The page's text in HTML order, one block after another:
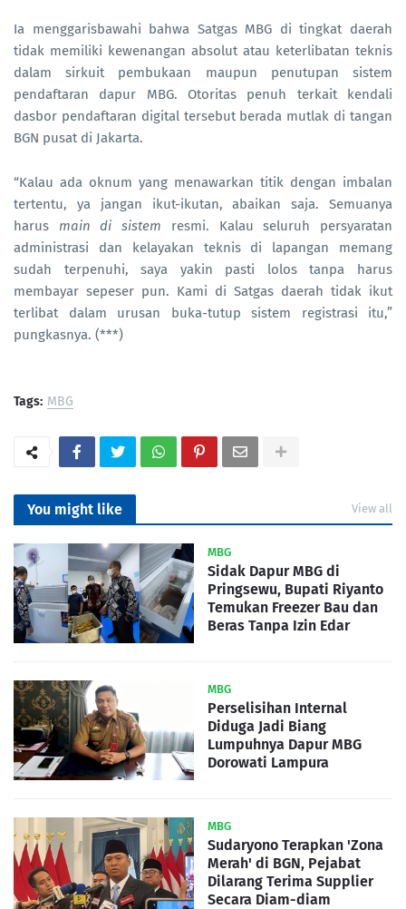
Ia menggarisbawahi bahwa Satgas MBG di tingkat daerah
tidak memiliki kewenangan absolut atau keterlibatan teknis
dalam sirkuit pembukaan maupun penutupan sistem
pendaftaran dapur MBG. Otoritas penuh terkait kendali
dasbor pendaftaran digital tersebut berada mutlak di tangan
BGN pusat di Jakarta.
“Kalau ada oknum yang menawarkan titik dengan imbalan
tertentu, ya jangan ikut-ikutan, abaikan saja. Semuanya
harus main di sistem resmi. Kalau seluruh persyaratan
administrasi dan kelayakan teknis di lapangan memang
sudah terpenuhi, saya yakin pasti lolos tanpa harus
membayar sepeser pun. Kami di Satgas daerah tidak ikut
terlibat dalam urusan buka-tutup sistem registrasi itu,”
pungkasnya. (***)
Tags: MBG
You might like View all
MBG
Sidak Dapur MBG di
Pringsewu, Bupati Riyanto
Temukan Freezer Bau dan
Beras Tanpa Izin Edar
MBG
Perselisihan Internal
Diduga Jadi Biang
Lumpuhnya Dapur MBG
Dorowati Lampura
MBG
Sudaryono Terapkan 'Zona
Merah' di BGN, Pejabat
Dilarang Terima Supplier
Secara Diam-diam